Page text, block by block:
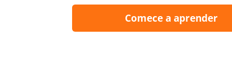
Comece a aprender